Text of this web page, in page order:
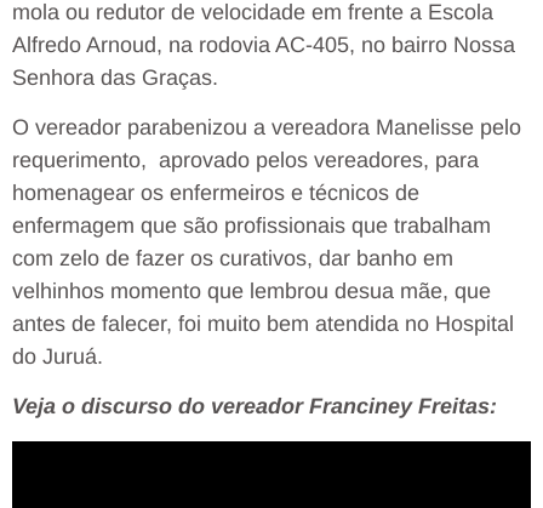
mola ou redutor de velocidade em frente a Escola
Alfredo Arnoud, na rodovia AC-405, no bairro Nossa
Senhora das Graças.
O vereador parabenizou a vereadora Manelisse pelo
requerimento, aprovado pelos vereadores, para
homenagear os enfermeiros e técnicos de
enfermagem que são profissionais que trabalham
com zelo de fazer os curativos, dar banho em
velhinhos momento que lembrou desua mãe, que
antes de falecer, foi muito bem atendida no Hospital
do Juruá.
Veja o discurso do vereador Franciney Freitas: